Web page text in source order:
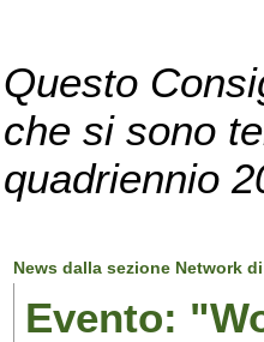
Questo
che si sono
quadriennio
News dalla sezione Network di
Evento: